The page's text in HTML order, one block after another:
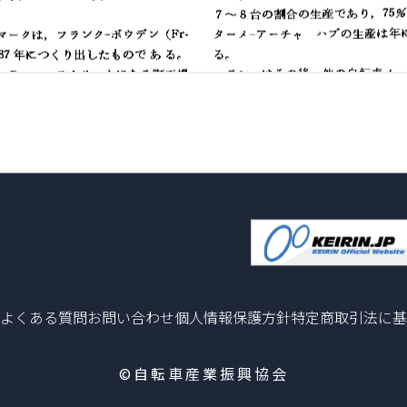
よくある質問お問い合わせ個人情報保護方針特定商取引法に
©自転車産業振興協会